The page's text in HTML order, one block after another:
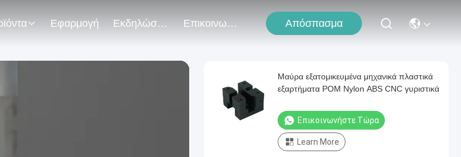
Εφαρμογή Εκδηλώσεις Επικοινωνήστε Μαζί Μας Απόσπασμα
Μαύρα εξατομικευμένα μηχανικά πλαστικά
εξαρτήματα POM Nylon ABS CNC γυριστικά
Επικοινωνήστε Τώρα
Learn More